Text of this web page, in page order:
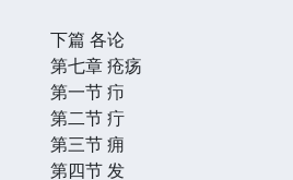
下篇 各论
第七章 疮疡
第一节 疖
第二节 疔
第三节 痈
第四节 发